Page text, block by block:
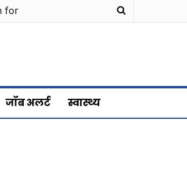
Search
जॉब अलर्ट स्वास्थ्य